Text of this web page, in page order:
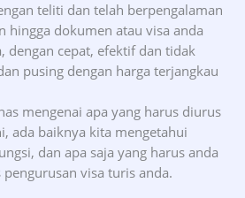
teliti dan telah berpengalaman
hingga dokumen atau visa anda
dengan cepat, efektif dan tidak
pusing dengan harga terjangkau
mengenai apa yang harus diurus
ada baiknya kita mengetahui
dan apa saja yang harus anda
visa turis anda.